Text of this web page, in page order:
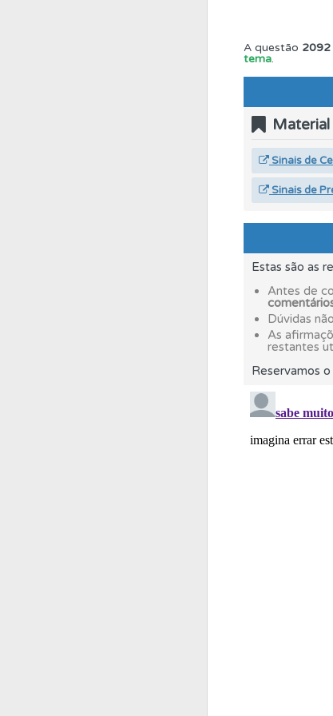
Veja os
Testemunhos
Deve
Questões
O teste
Conta
A questão 2092
tema.
Sinais de
Sinais de
Estas são as
Antes de
Dúvidas
As
restantes
Reservamos